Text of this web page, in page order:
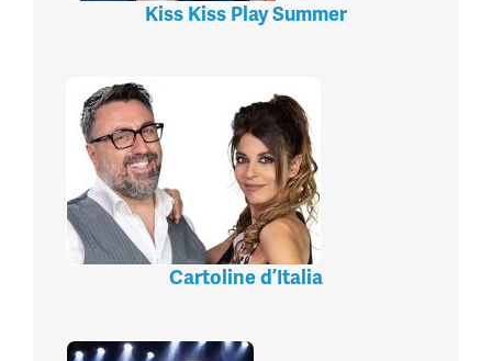
Kiss Kiss Play Summer
Cartoline d’Italia